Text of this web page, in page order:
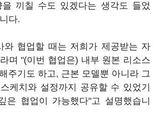
끼칠 수도 있겠다는 생각도 들었
다.
와 협업할 때는 저희가 제공받는 자
며 "(이번 협업은) 내부 원본 리소스
주기도 하고, 근본 모델뿐 아니라 그
케치와 설정까지 공유할 수 있었기
은 협업이 가능했다"고 설명했습니